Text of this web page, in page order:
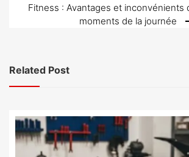
l’article
Fitness : Avantages et inconvénients
moments de la journée
Related Post